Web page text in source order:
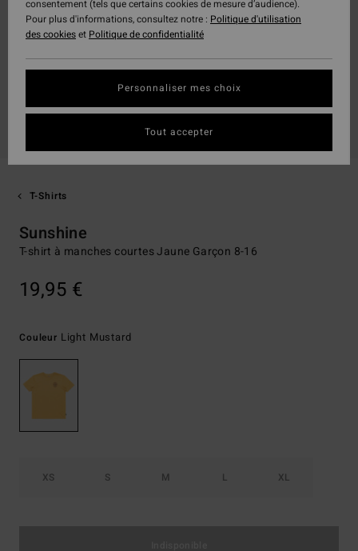
T-Shirts
Sunshine
T-shirt à manches courtes Jaune Garçon 8-16
19,95 €
Couleur Light Mustard
XS S M L XL
consentement (tels que certains cookies de mesure d’audience).
Pour plus d'informations, consultez notre : Politique d'utilisation
des cookieset Politique de confidentialité
Personnaliser mes choix
Tout accepter